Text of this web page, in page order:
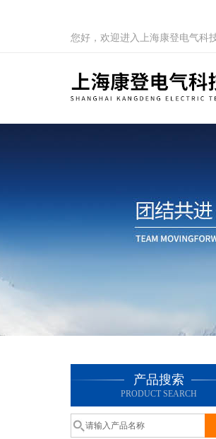
您好，欢迎进入上海康登电气科
产品搜索
PRODUCT SEARCH